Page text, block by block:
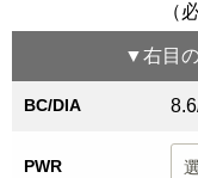
（
▼右目
BC/DIA
PWR